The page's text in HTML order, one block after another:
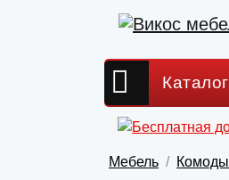
Каталог
Мебель Комоды